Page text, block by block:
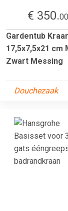
€ 350.00
Gardentub
17,5x7,5x21 cm
Zwart Messing
Douchezaak